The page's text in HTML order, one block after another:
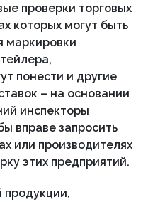
проверки торговых
которых могут быть
маркировки
понести и другие
– на основании
инспекторы
вправе запросить
или производителях
этих предприятий.
продукции,